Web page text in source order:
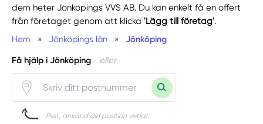
dem heter Jönköpings VVS AB. Du kan enkelt få en offert
från företaget genom att klicka'Lägg till företag'.
Hem
» Jönköpings län » Jönköping
Få hjälp i Jönköping eller
Psst, använd din position vetja!